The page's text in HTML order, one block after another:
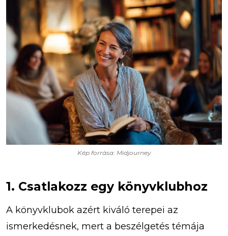
Kép forrása: Midjourney
1. Csatlakozz egy könyvklubhoz
A könyvklubok azért kiváló terepei az
ismerkedésnek, mert a beszélgetés témája